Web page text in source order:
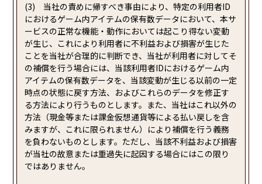
(3) 当社の責めに帰すべき事由により、特定の利用者ID
におけるゲーム内アイテムの保有数データにおいて、本サ
ービスの正常な機能・動作においては起こり得ない変動
が生じ、これにより利用者に不利益および損害が生じた
ことを当社が合理的に判断でき、当社が利用者に対してそ
の補償を行う場合には、当該利用者IDにおけるゲーム内
アイテムの保有数データを、当該変動が生じる以前の一定
時点の状態に戻す方法、およびこれらのデータを修正す
る方法により行うものとします。また、当社はこれ以外の
方法（現金等または課金仮想通貨等による払い戻しを含
みますが、これに限られません）により補償を行う義務
を負わないものとします。ただし、当該不利益および損害
が当社の故意または重過失に起因する場合にはこの限り
ではありません。